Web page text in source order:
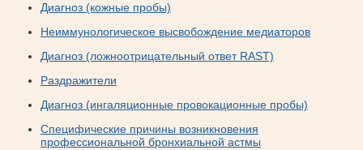
Диагноз (кожные пробы)
Неиммунологическое высвобождение медиаторов
Диагноз (ложноотрицательный ответ RAST)
Раздражители
Диагноз (ингаляционные провокационные пробы)
Специфические причины возникновения
профессиональной бронхиальной астмы